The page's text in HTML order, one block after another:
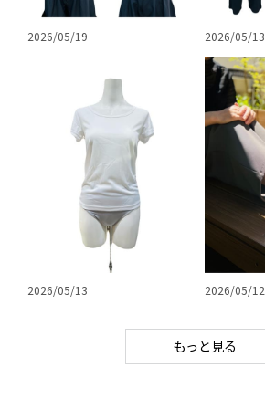
2026/05/19 2026/05/13
2026/05/13 2026/05/12
もっと見る